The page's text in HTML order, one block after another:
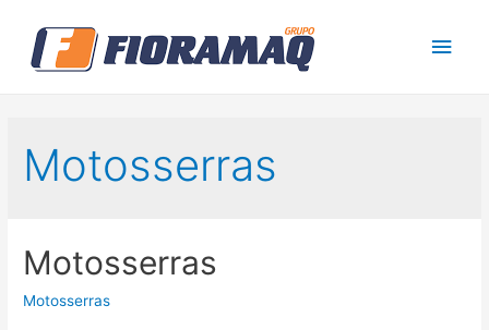
Motosserras
Motosserras
Motosserras